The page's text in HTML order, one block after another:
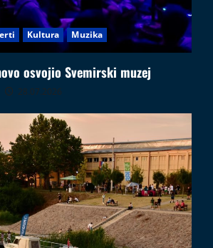
Kultura Muzika
osvojio Svemirski muzej
28.07.2026